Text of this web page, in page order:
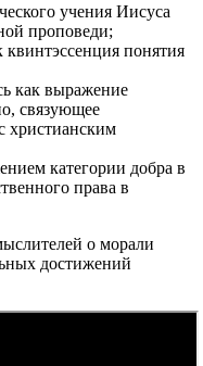
учения Иисуса
проповеди;
понятия
как выражение
связующее
христианским
категории добра в
права в
о морали
достижений